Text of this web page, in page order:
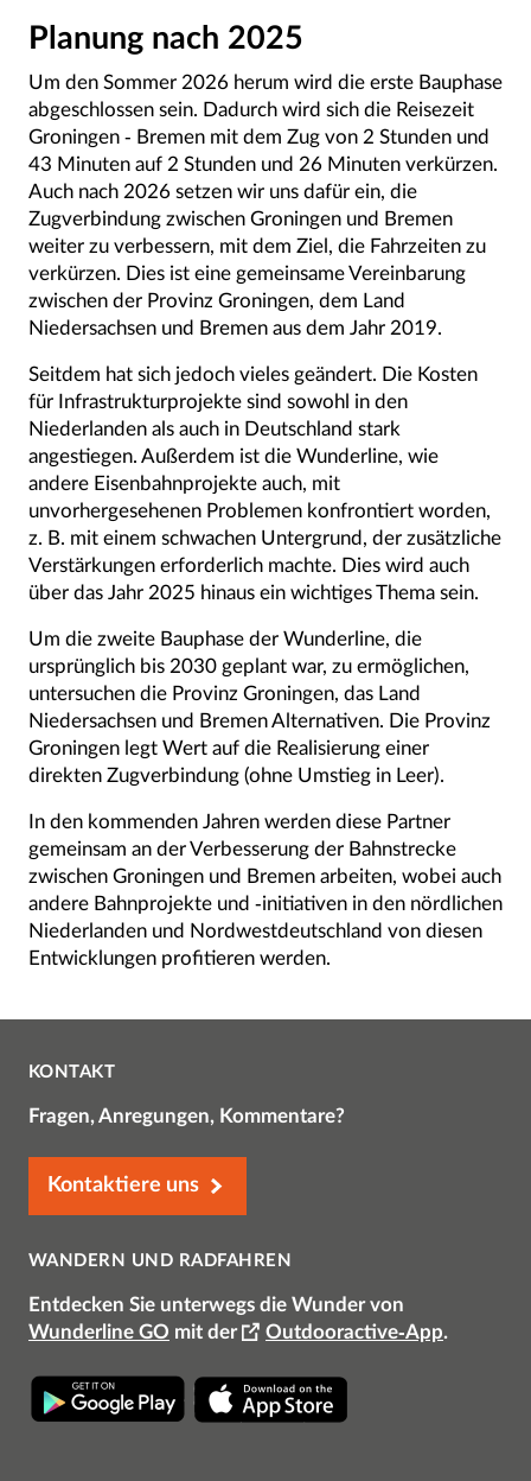
Planung nach 2025
Um den Sommer 2026 herum wird die erste Bauphase
abgeschlossen sein. Dadurch wird sich die Reisezeit
Groningen - Bremen mit dem Zug von 2 Stunden und
43 Minuten auf 2 Stunden und 26 Minuten verkürzen.
Auch nach 2026 setzen wir uns dafür ein, die
Zugverbindung zwischen Groningen und Bremen
weiter zu verbessern, mit dem Ziel, die Fahrzeiten zu
verkürzen. Dies ist eine gemeinsame Vereinbarung
zwischen der Provinz Groningen, dem Land
Niedersachsen und Bremen aus dem Jahr 2019.
Seitdem hat sich jedoch vieles geändert. Die Kosten
für Infrastrukturprojekte sind sowohl in den
Niederlanden als auch in Deutschland stark
angestiegen. Außerdem ist die Wunderline, wie
andere Eisenbahnprojekte auch, mit
unvorhergesehenen Problemen konfrontiert worden,
z. B. mit einem schwachen Untergrund, der zusätzliche
Verstärkungen erforderlich machte. Dies wird auch
über das Jahr 2025 hinaus ein wichtiges Thema sein.
Um die zweite Bauphase der Wunderline, die
ursprünglich bis 2030 geplant war, zu ermöglichen,
untersuchen die Provinz Groningen, das Land
Niedersachsen und Bremen Alternativen. Die Provinz
Groningen legt Wert auf die Realisierung einer
direkten Zugverbindung (ohne Umstieg in Leer).
In den kommenden Jahren werden diese Partner
gemeinsam an der Verbesserung der Bahnstrecke
zwischen Groningen und Bremen arbeiten, wobei auch
andere Bahnprojekte und -initiativen in den nördlichen
Niederlanden und Nordwestdeutschland von diesen
Entwicklungen profitieren werden.
KONTAKT
Fragen, Anregungen, Kommentare?
Kontaktiere uns
WANDERN UND RADFAHREN
Entdecken Sie unterwegs die Wunder von
Wunderline GO mit der Outdooractive-App.